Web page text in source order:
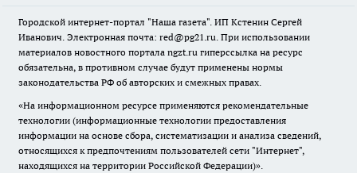
Городской интернет-портал "Наша газета". ИП Кстенин Сергей
Иванович. Электронная почта: red@pg21.ru. При использовании
материалов новостного портала ngzt.ru гиперссылка на ресурс
обязательна, в противном случае будут применены нормы
законодательства РФ об авторских и смежных правах.
«На информационном ресурсе применяются рекомендательные
технологии (информационные технологии предоставления
информации на основе сбора, систематизации и анализа сведений,
относящихся к предпочтениям пользователей сети "Интернет",
находящихся на территории Российской Федерации)».